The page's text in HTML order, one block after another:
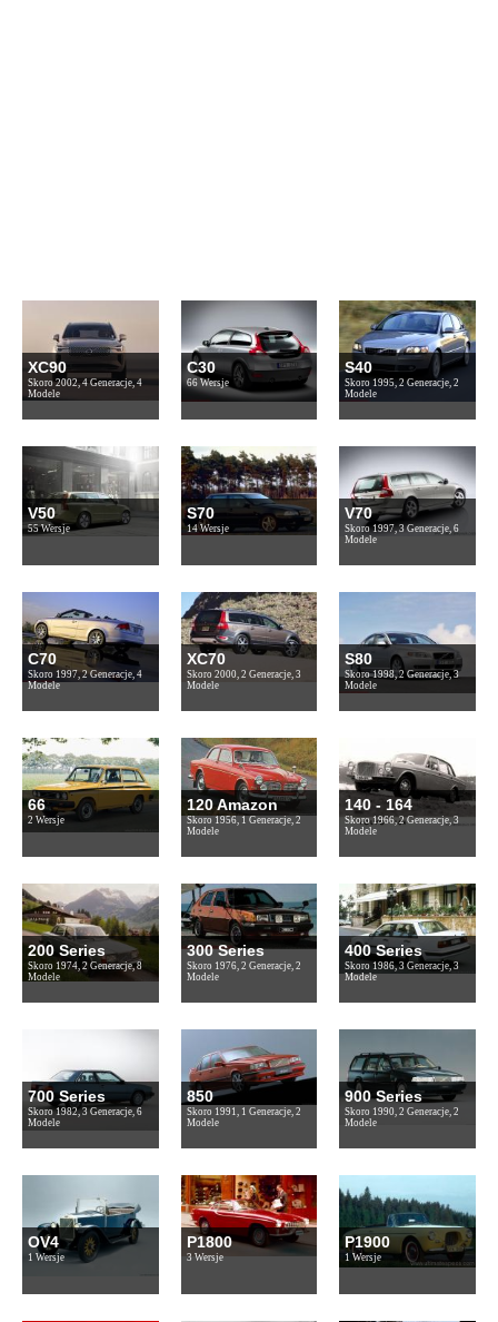
XC90
Skoro 2002, 4 Generacje, 4
Modele
C30
66 Wersje
S40
Skoro 1995, 2 Generacje, 2
Modele
V50
55 Wersje
S70
14 Wersje
V70
Skoro 1997, 3 Generacje, 6
Modele
C70
Skoro 1997, 2 Generacje, 4
Modele
XC70
Skoro 2000, 2 Generacje, 3
Modele
S80
Skoro 1998, 2 Generacje, 3
Modele
66
2 Wersje
120 Amazon
Skoro 1956, 1 Generacje, 2
Modele
140 - 164
Skoro 1966, 2 Generacje, 3
Modele
200 Series
Skoro 1974, 2 Generacje, 8
Modele
300 Series
Skoro 1976, 2 Generacje, 2
Modele
400 Series
Skoro 1986, 3 Generacje, 3
Modele
700 Series
Skoro 1982, 3 Generacje, 6
Modele
850
Skoro 1991, 1 Generacje, 2
Modele
900 Series
Skoro 1990, 2 Generacje, 2
Modele
OV4
1 Wersje
P1800
3 Wersje
P1900
1 Wersje